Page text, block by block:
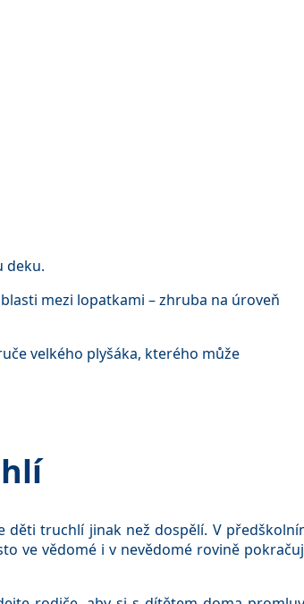
deku.
mezi lopatkami – zhruba na úroveň
velkého plyšáka, kterého může
děti truchlí jinak než dospělí. V
ve vědomé i v nevědomé rovině